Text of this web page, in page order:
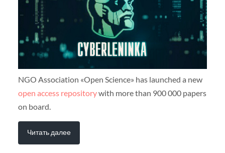
NGO Association «Open Science» has launched a new
open access repositorywith more than 900 000 papers
on board.
Читать далее